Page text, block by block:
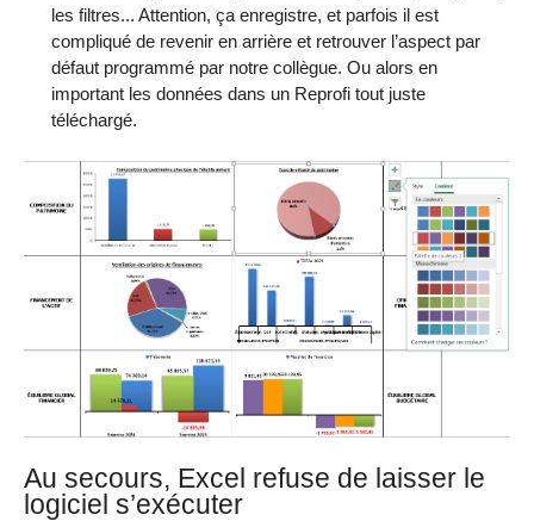
les filtres... Attention, ça enregistre, et parfois il est
compliqué de revenir en arrière et retrouver l’aspect par
défaut programmé par notre collègue. Ou alors en
important les données dans un Reprofi tout juste
téléchargé.
Au secours, Excel refuse de laisser le
logiciel s’exécuter